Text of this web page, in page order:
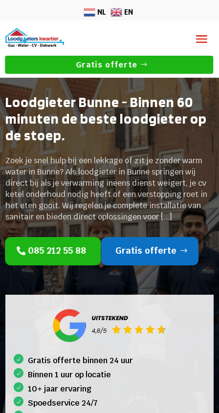
NL EN
Gratis offerte
Loodgieter Bunne - Binnen 60
minuten de beste loodgieter op
de stoep.
Zoek je snel hulp bij een lekkage of zit je zonder warm
water in Bunne? Als loodgieter in Bunne springen wij
direct bij als je verwarming ineens dienst weigert, je cv
ketel onderhoud nodig heeft of een verstopping roet in
het eten gooit. Wij regelen je complete installatie van
sanitair en bieden direct oplossingen voor […]
085 212 55 88 Gratis offerte
Gratis offerte binnen 24 uur
Binnen 1 uur op locatie
10+ jaar ervaring
Spoedservice 24/7